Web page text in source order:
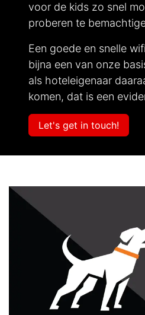
voor de kids zo snel
proberen te
Een goede en snelle
bijna een van onze
als hoteleigenaar
komen, dat is een
​​​​​​​​​​​L​e​t​'​s ​g​e​t in ​t​ou​ch​!